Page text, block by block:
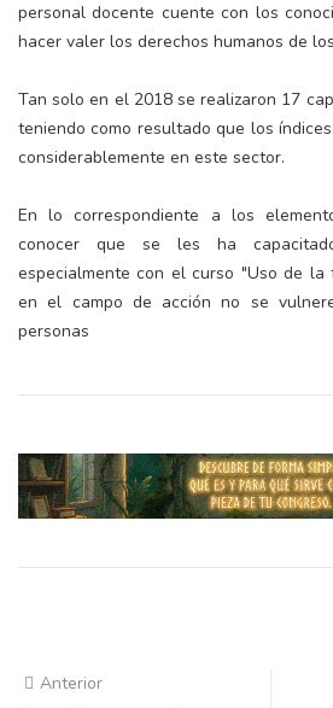
personal docente cuente con los
hacer valer los derechos humanos de
Tan solo en el 2018 se realizaron 17
teniendo como resultado que los
considerablemente en este sector.
En lo correspondiente a los
conocer que se les ha
especialmente con el curso "Uso de
en el campo de acción no se
personas
Anterior